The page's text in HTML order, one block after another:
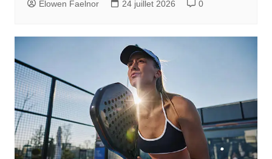
Elowen Faelnor 24 juillet 2026 0